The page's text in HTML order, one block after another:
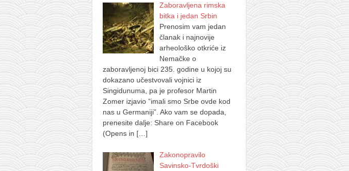
Zaboravljena rimska
bitka i jedan Srbin
Prenosim vam jedan
članak i najnovije
arheološko otkriće iz
Nemačke o
zaboravljenoj bici 235. godine u kojoj su
dokazano učestvovali vojnici iz
Singidunuma, pa je profesor Martin
Zomer izjavio ”imali smo Srbe ovde kod
nas u Germaniji”. Ako vam se dopada,
prenesite dalje: Share on Facebook
(Opens in […]
Zakonopravilo
Savinsko-Tvrdoški